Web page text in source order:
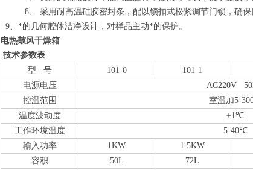
8、 采用耐高温硅胶密封条，配以锁扣式松紧调节门锁，确保
9、*的几何腔体洁净设计，对样品主动*的保护。
电热鼓风干燥箱
技术参数表
型 号
101-0 101-1
电源电压
AC220V
控温范围
室温加5-
温度波动度
±1℃
工作环境温度
5-40℃
输入功率
1KW 1.5KW
容积
50L 72L